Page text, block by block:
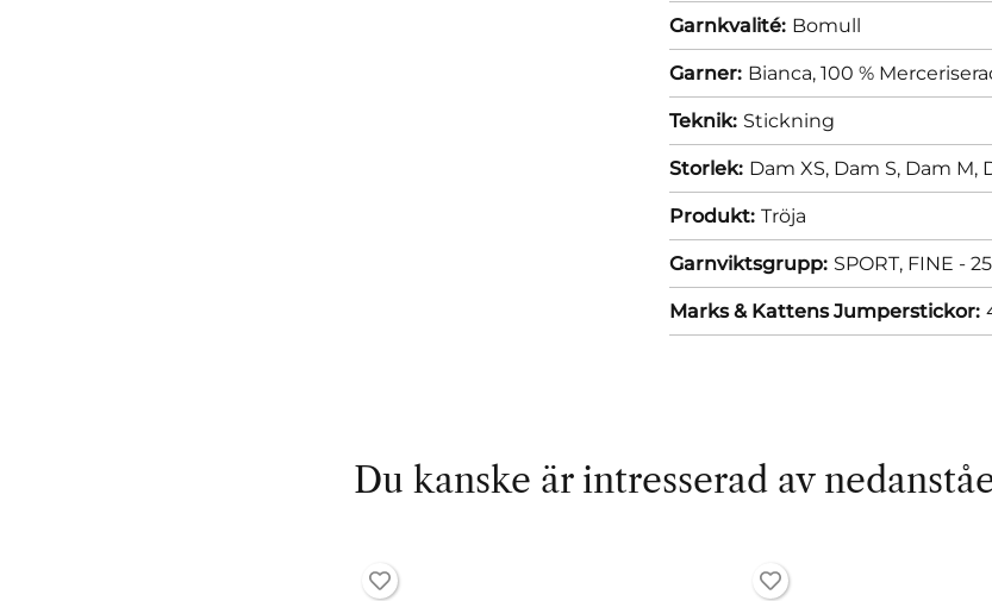
Garnkvalité: Bomull
Garner: Bianca, 100 %
Teknik: Stickning
Storlek: Dam XS, Dam S, Dam M,
Produkt: Tröja
Garnviktsgrupp: SPORT, FINE -
Marks & Kattens Jumperstickor:
Du kanske är intresserad av